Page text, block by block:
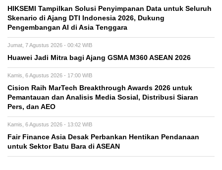
HIKSEMI Tampilkan Solusi Penyimpanan Data untuk Seluruh
Skenario di Ajang DTI Indonesia 2026, Dukung
Pengembangan AI di Asia Tenggara
Jumat, 7 Agustus 2026 - 00:42 WIB
Huawei Jadi Mitra bagi Ajang GSMA M360 ASEAN 2026
Kamis, 6 Agustus 2026 - 17:00 WIB
Cision Raih MarTech Breakthrough Awards 2026 untuk
Pemantauan dan Analisis Media Sosial, Distribusi Siaran
Pers, dan AEO
Kamis, 6 Agustus 2026 - 13:02 WIB
Fair Finance Asia Desak Perbankan Hentikan Pendanaan
untuk Sektor Batu Bara di ASEAN